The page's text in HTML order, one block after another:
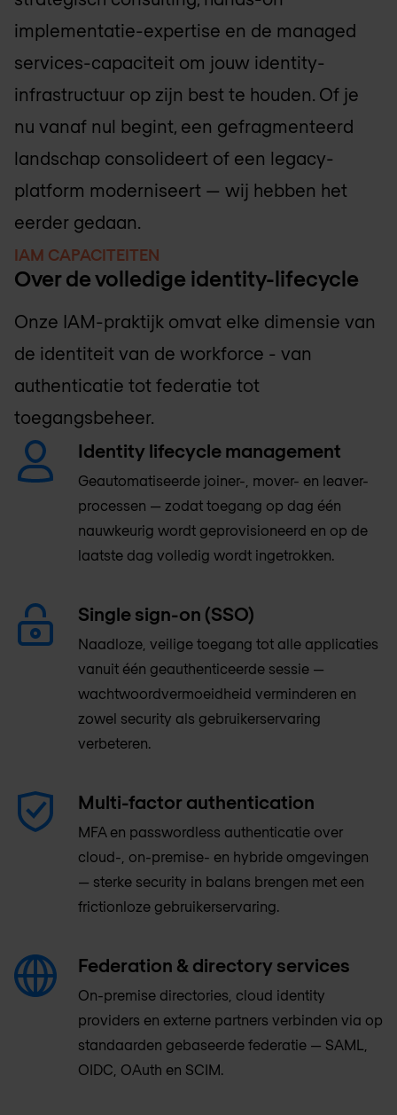
implementatie-expertise en de managed
services-capaciteit om jouw identity-
infrastructuur op zijn best te houden. Of je
nu vanaf nul begint, een gefragmenteerd
landschap consolideert of een legacy-
platform moderniseert — wij hebben het
eerder gedaan.
IAM CAPACITEITEN
Over de volledige identity-lifecycle
Onze IAM-praktijk omvat elke dimensie van
de identiteit van de workforce - van
authenticatie tot federatie tot
toegangsbeheer.
Identity lifecycle management
Geautomatiseerde joiner-, mover- en leaver-
processen — zodat toegang op dag één
nauwkeurig wordt geprovisioneerd en op de
laatste dag volledig wordt ingetrokken.
Single sign-on (SSO)
Naadloze, veilige toegang tot alle applicaties
vanuit één geauthenticeerde sessie —
wachtwoordvermoeidheid verminderen en
zowel security als gebruikerservaring
verbeteren.
Multi-factor authentication
MFA en passwordless authenticatie over
cloud-, on-premise- en hybride omgevingen
— sterke security in balans brengen met een
frictionloze gebruikerservaring.
Federation & directory services
On-premise directories, cloud identity
providers en externe partners verbinden via op
standaarden gebaseerde federatie — SAML,
OIDC, OAuth en SCIM.